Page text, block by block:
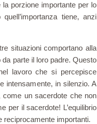
porzione importante per lo
tiene, anzi
situazioni comportano alla
parte il loro padre. Questo
lavoro che si percepisce
intensamente, in silenzio. A
un sacerdote che non
per il sacerdote! L’equilibrio
reciprocamente importanti.